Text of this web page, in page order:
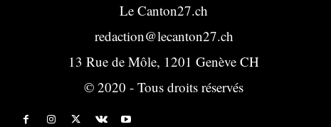
Le Canton27.ch
redaction@lecanton27.ch
13 Rue de Môle, 1201 Genève CH
© 2020 - Tous droits réservés